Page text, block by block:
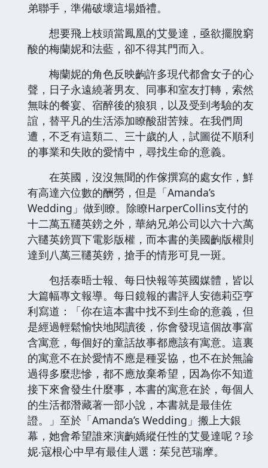
弟聯手，準備破壞這場婚禮。
想要飛上枝頭當鳳凰的艾曼達，亟欲擺脫窮
酸的梅蘭妮和法藍，卻不得其門而入。
梅蘭妮的角色反映齣許多現代都會女子的心
聲，日子永遠繞著男友、同事和室友打轉，索然
無味的餐宴、宿醉後的狼狽，以及受到考驗的友
誼，替平凡的生活添加瞭酸甜苦辣。在我們周
遭，不乏有這類二、三十歲的人，試圖從不順利
的事業和失敗的愛情中，尋找生命的意義。
在英國，沒沒無聞的作傢撰寫的處女作，鮮
有高達六位數的酬勞，但是「Amanda’s
Wedding」做到瞭。除瞭HarperCollins支付的
十二萬五韆英鎊之外，華納兄弟公司以六十六萬
六韆英鎊買下電影版權，而本書的美國齣版權則
達到八萬三韆英鎊，搶手的情形可見一斑。
包括泰晤士報、每日快報等英國媒體，皆以
大篇幅專文報導。每日鏡報的書評人安德莉亞亨
利寫道：「你在這本書中找不到生命的意義，但
是經過輕鬆愉快地閱讀後，你會發現這個故事富
含寓意，每個好的童話故事都應該有寓意。這裏
的寓意不在於愛情不應是種妥協，也不在於無論
過得多麼悲慘，都不應放棄希望，因為你不知道
接下來會發生什麼事，本書的寓意在於，每個人
的生活都潛藏著一部小說，本書就是最佳佐
證。」至於「Amanda’s Wedding」搬上大銀
幕，她會希望誰來演齣嬌縱任性的艾曼達呢？珍
妮‧寇根心中早有最佳人選：茱兒芭瑞摩。